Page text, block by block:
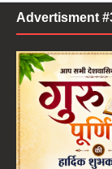
Advertisment